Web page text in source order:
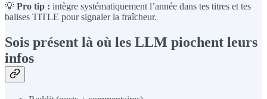
💡 Pro tip : intègre systématiquement l’année dans tes titres et tes
balises TITLE pour signaler la fraîcheur.
Sois présent là où les LLM piochent leurs
infos